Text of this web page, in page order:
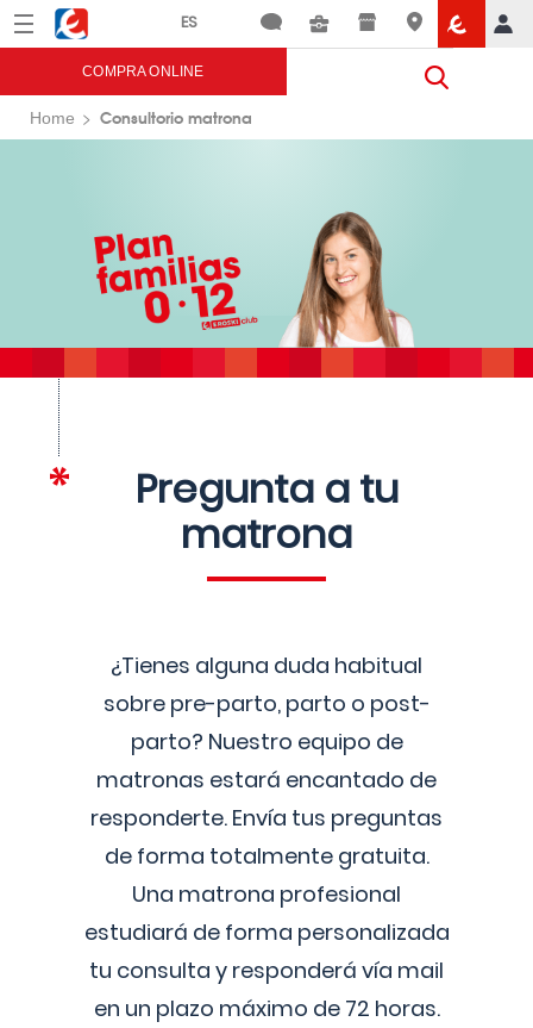
Menú Eroski
COMPRA ONLINE
Home Consultorio matrona
Pregunta a tu
matrona
¿Tienes alguna duda habitual
sobre pre-parto, parto o post-
parto? Nuestro equipo de
matronas estará encantado de
responderte. Envía tus preguntas
de forma totalmente gratuita.
Una matrona profesional
estudiará de forma personalizada
tu consulta y responderá vía mail
en un plazo máximo de 72 horas.